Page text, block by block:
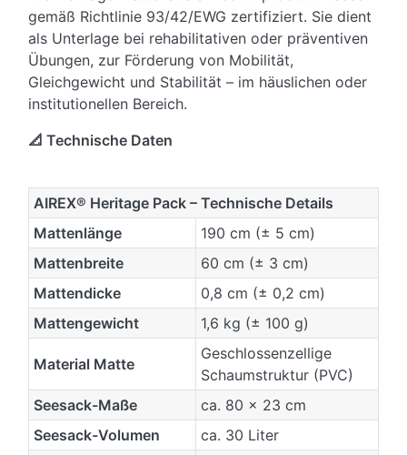
gemäß Richtlinie 93/42/EWG zertifiziert. Sie dient
als Unterlage bei rehabilitativen oder präventiven
Übungen, zur Förderung von Mobilität,
Gleichgewicht und Stabilität – im häuslichen oder
institutionellen Bereich.
📐 Technische Daten
AIREX® Heritage Pack – Technische Details
Mattenlänge
190 cm (± 5 cm)
Mattenbreite
60 cm (± 3 cm)
Mattendicke
0,8 cm (± 0,2 cm)
Mattengewicht
1,6 kg (± 100 g)
Material Matte
Geschlossenzellige
Schaumstruktur (PVC)
Seesack-Maße
ca. 80 x 23 cm
Seesack-Volumen
ca. 30 Liter